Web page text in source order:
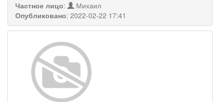
Частное лицо:
Михаил
Опубликовано: 2022-02-22 17:41